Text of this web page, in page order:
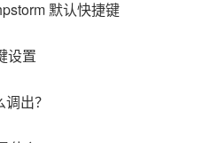
默认快捷键
设置
出？